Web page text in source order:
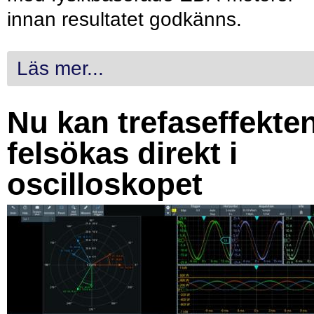
innan resultatet godkänns.
Läs mer...
Nu kan
felsökas direkt i
oscilloskopet